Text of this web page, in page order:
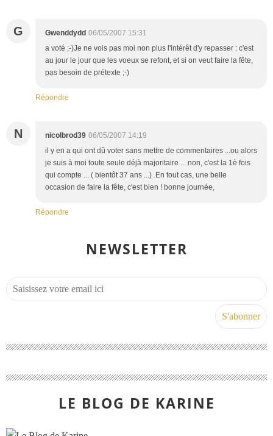
G Gwenddydd 06/05/2007 15:31
a voté ;-)Je ne vois pas moi non plus l'intérêt d'y repasser : c'est
au jour le jour que les voeux se refont, et si on veut faire la fête,
pas besoin de prétexte ;-)
Répondre
N nicolbrod39 06/05/2007 14:19
il y en a qui ont dû voter sans mettre de commentaires ...ou alors
je suis à moi toute seule déjà majoritaire ... non, c'est la 1è fois
qui compte ... ( bientôt 37 ans ...) .En tout cas, une belle
occasion de faire la fête, c'est bien ! bonne journée,
Répondre
NEWSLETTER
LE BLOG DE KARINE